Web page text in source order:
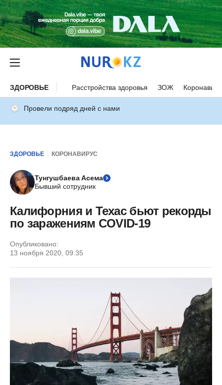
ЗДОРОВЬЕ Расстройства здоровья ЗОЖ
Провели подряд дней с нами
ЗДОРОВЬЕ КОРОНАВИРУС
Тунгушбаева Асема
Бывший сотрудник
Калифорния и Техас бьют рекорды
по заражениям COVID-19
Опубликовано:
13 ноября 2020, 09:35